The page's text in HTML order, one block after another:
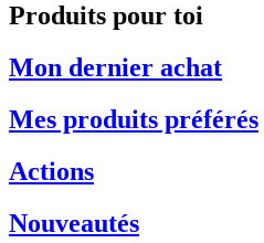
Produits pour toi
Mon dernier achat
Mes produits préférés
Actions
Nouveautés